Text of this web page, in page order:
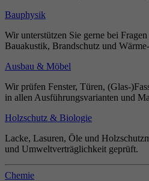
Bauphysik
Wir unterstützen Sie gerne bei
Bauakustik, Brandschutz und
Ausbau & Möbel
Wir prüfen Fenster, Türen, (Glas-
in allen Ausführungsvarianten und
Holzschutz & Biologie
Lacke, Lasuren, Öle und
und Umweltverträglichkeit geprüft.
Chemie